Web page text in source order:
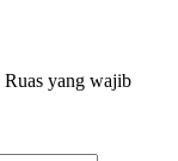
Ruas yang wajib